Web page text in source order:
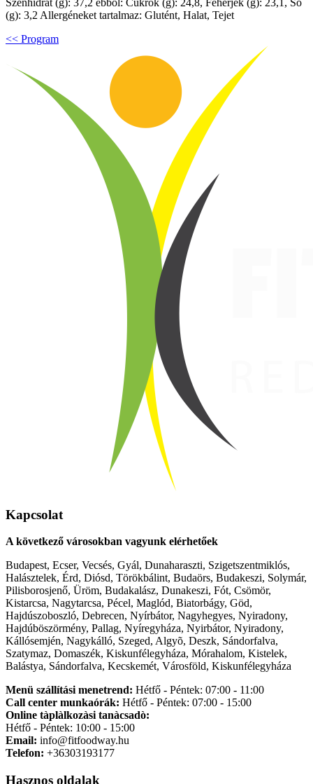
(g): 3,2 Allergéneket tartalmaz: Glutént, Halat, Tejet
<< Program
Kapcsolat
A következő városokban vagyunk elérhetőek
Budapest, Ecser, Vecsés, Gyál, Dunaharaszti, Szigetszentmiklós,
Halásztelek, Érd, Diósd, Törökbálint, Budaörs, Budakeszi, Solymár,
Pilisborosjenő, Üröm, Budakalász, Dunakeszi, Fót, Csömör,
Kistarcsa, Nagytarcsa, Pécel, Maglód, Biatorbágy, Göd,
Hajdúszoboszló, Debrecen, Nyírbátor, Nagyhegyes, Nyiradony,
Hajdúböszörmény, Pallag, Nyíregyháza, Nyirbátor, Nyiradony,
Kállósemjén, Nagykálló, Szeged, Algyõ, Deszk, Sándorfalva,
Szatymaz, Domaszék, Kiskunfélegyháza, Mórahalom, Kistelek,
Balástya, Sándorfalva, Kecskemét, Városföld, Kiskunfélegyháza
Menü szállítási menetrend: Hétfő - Péntek: 07:00 - 11:00
Call center munkaórák: Hétfő - Péntek: 07:00 - 15:00
Online tàplàlkozàsi tanàcsadò:
Hétfő - Péntek: 10:00 - 15:00
Email: info@fitfoodway.hu
Telefon: +36303193177
Hasznos oldalak